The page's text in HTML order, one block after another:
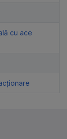
cu ace